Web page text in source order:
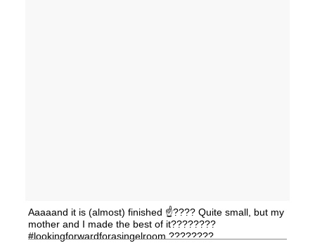
Aaaaand it is (almost) finished ☝????️ Quite small, but my
mother and I made the best of it????????
#lookingforwardforasingelroom ????????